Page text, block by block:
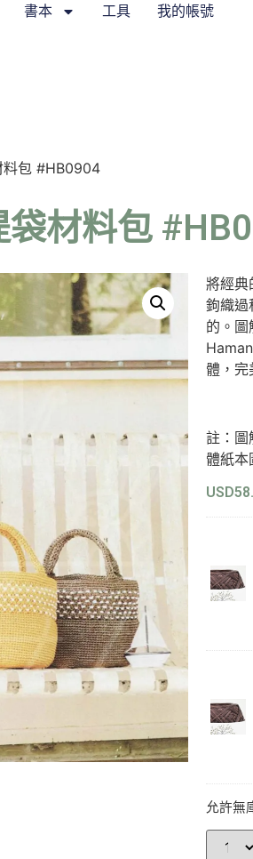
書本 工具 我的帳號
料包 #HB0904
材料包
將經典
鉤織過
的。圖
體，完
註：圖
體紙本
USD
允許無